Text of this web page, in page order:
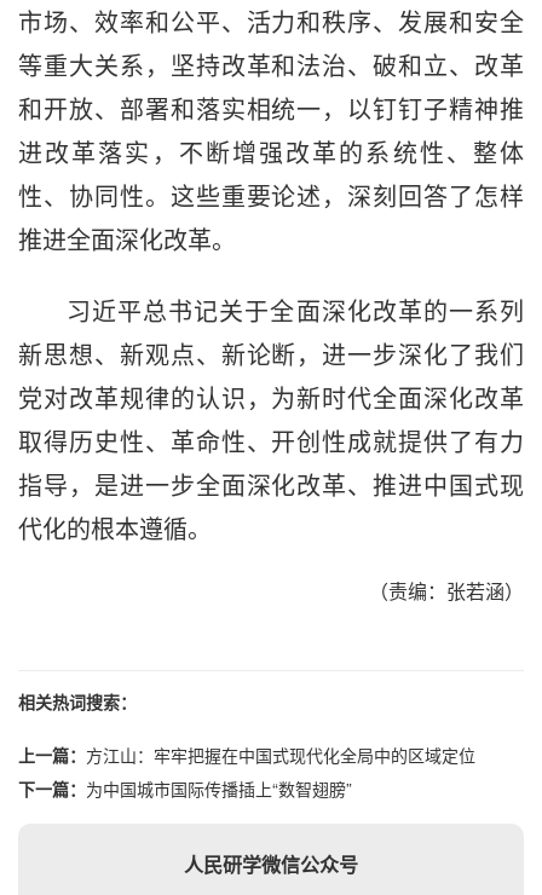
市场、效率和公平、活力和秩序、发展和安全
等重大关系，坚持改革和法治、破和立、改革
和开放、部署和落实相统一，以钉钉子精神推
进改革落实，不断增强改革的系统性、整体
性、协同性。这些重要论述，深刻回答了怎样
推进全面深化改革。
习近平总书记关于全面深化改革的一系列
新思想、新观点、新论断，进一步深化了我们
党对改革规律的认识，为新时代全面深化改革
取得历史性、革命性、开创性成就提供了有力
指导，是进一步全面深化改革、推进中国式现
代化的根本遵循。
（责编：张若涵）
相关热词搜索：
上一篇： 方江山：牢牢把握在中国式现代化全局中的区域定位
下一篇： 为中国城市国际传播插上“数智翅膀”
人民研学微信公众号